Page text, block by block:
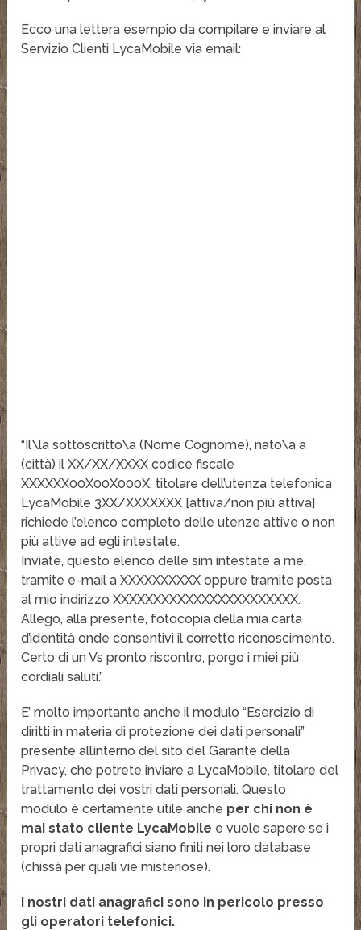
Ecco una lettera esempio da compilare e inviare al
Servizio Clienti LycaMobile via email:
“Il\la sottoscritto\a (Nome Cognome), nato\a a
(città) il XX/XX/XXXX codice fiscale
XXXXXX00X00X000X, titolare dell’utenza telefonica
LycaMobile 3XX/XXXXXXX [attiva/non più attiva]
richiede l’elenco completo delle utenze attive o non
più attive ad egli intestate.
Inviate, questo elenco delle sim intestate a me,
tramite e-mail a XXXXXXXXXX oppure tramite posta
al mio indirizzo XXXXXXXXXXXXXXXXXXXXXXX.
Allego, alla presente, fotocopia della mia carta
d’identità onde consentivi il corretto riconoscimento.
Certo di un Vs pronto riscontro, porgo i miei più
cordiali saluti.”
E’ molto importante anche il modulo “Esercizio di
diritti in materia di protezione dei dati personali”
presente all’interno del sito del Garante della
Privacy, che potrete inviare a LycaMobile, titolare del
trattamento dei vostri dati personali. Questo
modulo è certamente utile anche per chi non è
mai stato cliente LycaMobile e vuole sapere se i
propri dati anagrafici siano finiti nei loro database
(chissà per quali vie misteriose).
I nostri dati anagrafici sono in pericolo presso
gli operatori telefonici.